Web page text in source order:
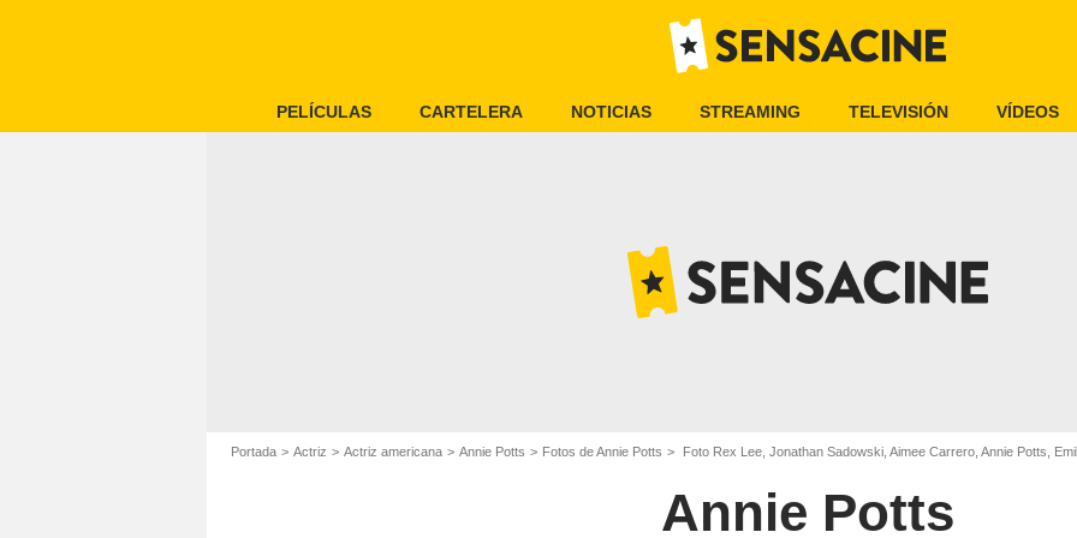
PELÍCULAS CARTELERA NOTICIAS STREAMING TELEVISIÓN VÍDEOS
Portada Actriz Actriz americana Annie Potts Fotos de Annie Potts Foto Rex Lee, Jonathan Sadowski, Aimee Carrero, Annie Potts,
Annie Potts